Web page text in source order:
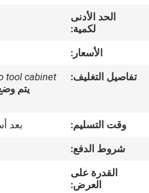
مراقبة
الجودة
اتصل
الحد الأدنى
لكمية:
الأسعار:
تفاصيل التغليف:
tool cabinet.
يتم
وقت التسليم:
بعد
شروط الدفع:
القدرة على
العرض: